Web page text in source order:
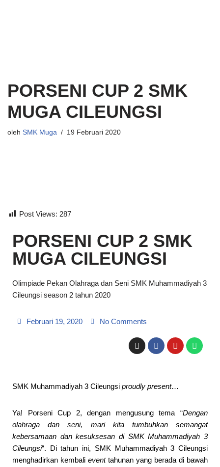
PORSENI CUP 2 SMK
MUGA CILEUNGSI
oleh SMK Muga 19 Februari 2020
Post Views: 287
PORSENI CUP 2 SMK
MUGA CILEUNGSI
Olimpiade Pekan Olahraga dan Seni SMK Muhammadiyah 3
Cileungsi season 2 tahun 2020
Februari 19, 2020 No Comments
SMK Muhammadiyah 3 Cileungsi proudly present…
Ya! Porseni Cup 2, dengan mengusung tema “Dengan
olahraga dan seni, mari kita tumbuhkan semangat
kebersamaan dan kesuksesan di SMK Muhammadiyah 3
Cileungsi“. Di tahun ini, SMK Muhammadiyah 3 Cileungsi
menghadirkan kembali eventtahunan yang berada di bawah